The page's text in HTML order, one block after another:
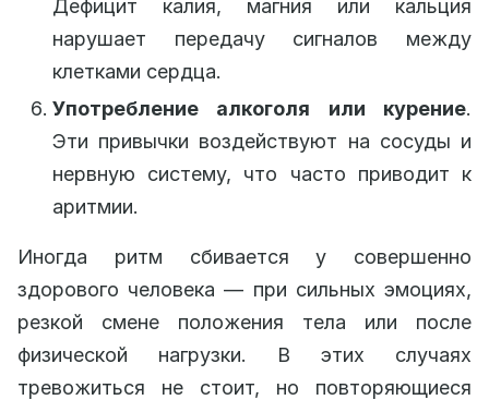
Дефицит калия, магния или кальция
нарушает передачу сигналов между
клетками сердца.
Употребление алкоголя или курение.
Эти привычки воздействуют на сосуды и
нервную систему, что часто приводит к
аритмии.
Иногда ритм сбивается у совершенно
здорового человека — при сильных эмоциях,
резкой смене положения тела или после
физической нагрузки. В этих случаях
тревожиться не стоит, но повторяющиеся